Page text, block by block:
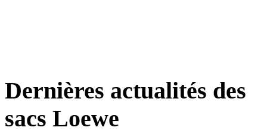
Dernières actualités des
sacs Loewe